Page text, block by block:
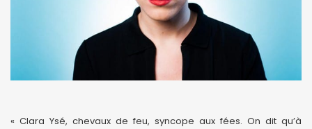
« Clara Ysé, chevaux de feu, syncope aux fées. On dit qu’à